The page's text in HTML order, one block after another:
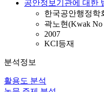
공안정보기관에 대한
한국공안행정학
곽노현(Kwak No
2007
KCI등재
분석정보
활용도 분석